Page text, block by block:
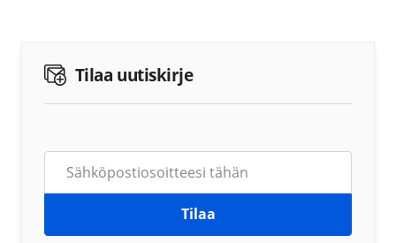
Tilaa uutiskirje
Tilaa